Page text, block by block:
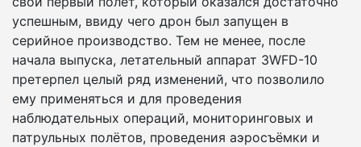
успешным, ввиду чего дрон был запущен в
серийное производство. Тем не менее, после
начала выпуска, летательный аппарат 3WFD-10
претерпел целый ряд изменений, что позволило
ему применяться и для проведения
наблюдательных операций, мониторинговых и
патрульных полётов, проведения аэросъёмки и